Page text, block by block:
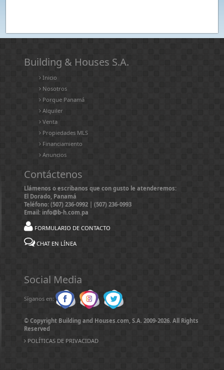
Building & Houses S.A.
Inicio
Nosotros
Porque Panamá
Alquiler
Venta
Propiedades MLS
Financiamiento
Anuncios
Contáctenos
Llámenos o escribanos que con gusto le atenderemos:
El Dorado, Panamá
Teléfono: (507) 236-0992 | (507) 236-0993
Email: info@b-h.com.pa
FORMULARIO DE CONTACTO
CHAT EN LÍNEA
Social Media
Síganos en:
© Copyright Building and Houses.com, S.A. 2009-2026. All Rights
Reserved
POLÍTICAS DE PRIVACIDAD